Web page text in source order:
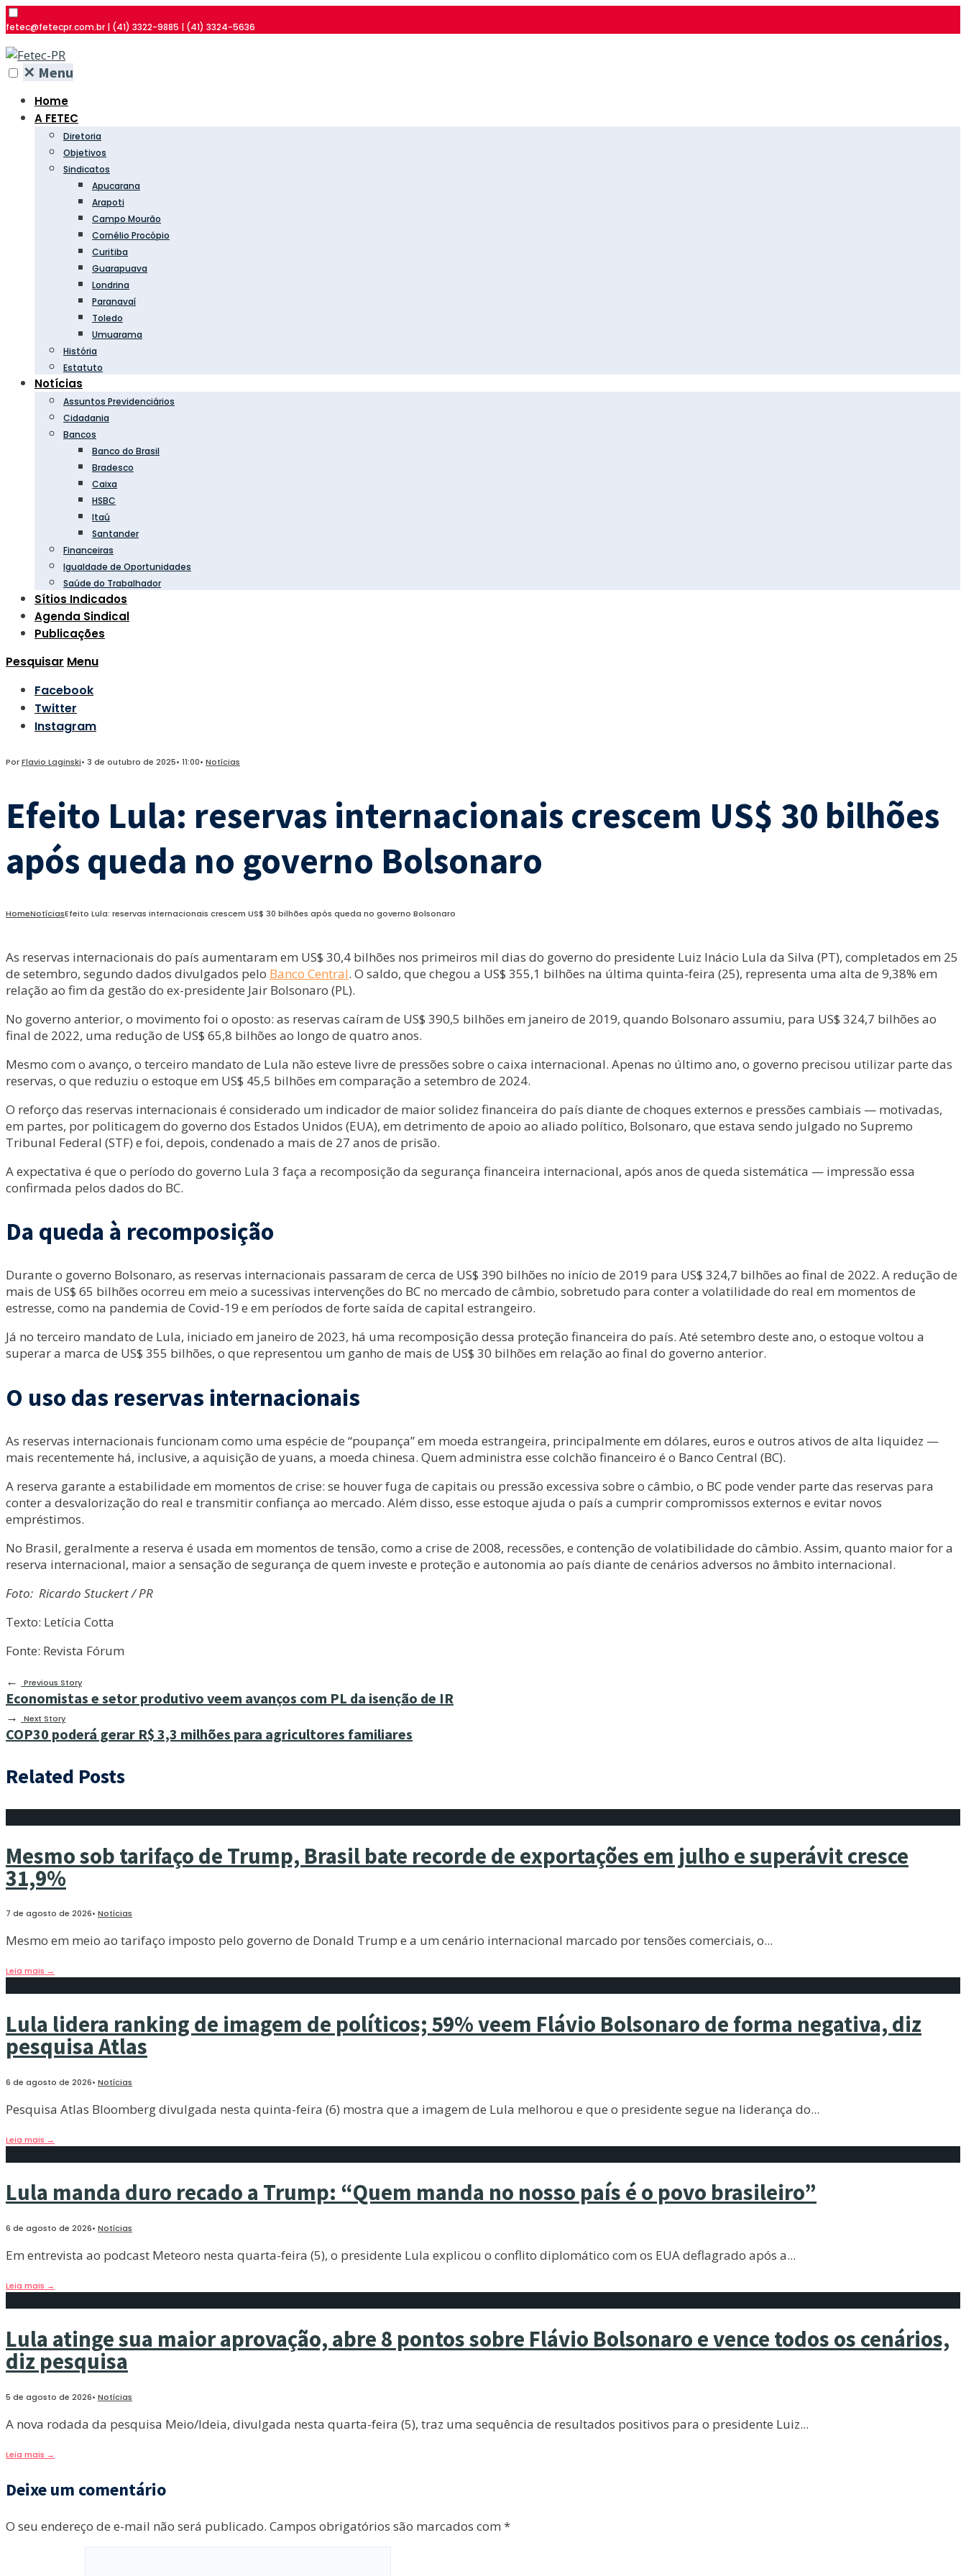
fetec@fetecpr.com.br | (41) 3322-9885 | (41) 3324-5636
✕ Menu
Home
A FETEC
Diretoria
Objetivos
Sindicatos
Apucarana
Arapoti
Campo Mourão
Cornélio Procópio
Curitiba
Guarapuava
Londrina
Paranavaí
Toledo
Umuarama
História
Estatuto
Notícias
Assuntos Previdenciários
Cidadania
Bancos
Banco do Brasil
Bradesco
Caixa
HSBC
Itaú
Santander
Financeiras
Igualdade de Oportunidades
Saúde do Trabalhador
Sítios Indicados
Agenda Sindical
Publicações
Pesquisar Menu
Facebook
Twitter
Instagram
PorFlavio Laginski• 3 de outubro de 2025• 11:00• Notícias
Efeito Lula: reservas internacionais crescem US$ 30 bilhões
após queda no governo Bolsonaro
HomeNotíciasEfeito Lula: reservas internacionais crescem US$ 30 bilhões após queda no governo Bolsonaro
As reservas internacionais do país aumentaram em US$ 30,4 bilhões nos primeiros mil dias do governo do presidente Luiz Inácio Lula da Silva (PT), completados em 25
de setembro, segundo dados divulgados pelo Banco Central. O saldo, que chegou a US$ 355,1 bilhões na última quinta-feira (25), representa uma alta de 9,38% em
relação ao fim da gestão do ex-presidente Jair Bolsonaro (PL).
No governo anterior, o movimento foi o oposto: as reservas caíram de US$ 390,5 bilhões em janeiro de 2019, quando Bolsonaro assumiu, para US$ 324,7 bilhões ao
final de 2022, uma redução de US$ 65,8 bilhões ao longo de quatro anos.
Mesmo com o avanço, o terceiro mandato de Lula não esteve livre de pressões sobre o caixa internacional. Apenas no último ano, o governo precisou utilizar parte das
reservas, o que reduziu o estoque em US$ 45,5 bilhões em comparação a setembro de 2024.
O reforço das reservas internacionais é considerado um indicador de maior solidez financeira do país diante de choques externos e pressões cambiais — motivadas,
em partes, por politicagem do governo dos Estados Unidos (EUA), em detrimento de apoio ao aliado político, Bolsonaro, que estava sendo julgado no Supremo
Tribunal Federal (STF) e foi, depois, condenado a mais de 27 anos de prisão.
A expectativa é que o período do governo Lula 3 faça a recomposição da segurança financeira internacional, após anos de queda sistemática — impressão essa
confirmada pelos dados do BC.
Da queda à recomposição
Durante o governo Bolsonaro, as reservas internacionais passaram de cerca de US$ 390 bilhões no início de 2019 para US$ 324,7 bilhões ao final de 2022. A redução de
mais de US$ 65 bilhões ocorreu em meio a sucessivas intervenções do BC no mercado de câmbio, sobretudo para conter a volatilidade do real em momentos de
estresse, como na pandemia de Covid-19 e em períodos de forte saída de capital estrangeiro.
Já no terceiro mandato de Lula, iniciado em janeiro de 2023, há uma recomposição dessa proteção financeira do país. Até setembro deste ano, o estoque voltou a
superar a marca de US$ 355 bilhões, o que representou um ganho de mais de US$ 30 bilhões em relação ao final do governo anterior.
O uso das reservas internacionais
As reservas internacionais funcionam como uma espécie de “poupança” em moeda estrangeira, principalmente em dólares, euros e outros ativos de alta liquidez —
mais recentemente há, inclusive, a aquisição de yuans, a moeda chinesa. Quem administra esse colchão financeiro é o Banco Central (BC).
A reserva garante a estabilidade em momentos de crise: se houver fuga de capitais ou pressão excessiva sobre o câmbio, o BC pode vender parte das reservas para
conter a desvalorização do real e transmitir confiança ao mercado. Além disso, esse estoque ajuda o país a cumprir compromissos externos e evitar novos
empréstimos.
No Brasil, geralmente a reserva é usada em momentos de tensão, como a crise de 2008, recessões, e contenção de volatibilidade do câmbio. Assim, quanto maior for a
reserva internacional, maior a sensação de segurança de quem investe e proteção e autonomia ao país diante de cenários adversos no âmbito internacional.
Foto: Ricardo Stuckert / PR
Texto: Letícia Cotta
Fonte: Revista Fórum
←
Previous Story
Economistas e setor produtivo veem avanços com PL da isenção de IR
→ Next Story
COP30 poderá gerar R$ 3,3 milhões para agricultores familiares
Related Posts
Mesmo sob tarifaço de Trump, Brasil bate recorde de exportações em julho e superávit cresce
31,9%
7 de agosto de 2026• Notícias
Mesmo em meio ao tarifaço imposto pelo governo de Donald Trump e a um cenário internacional marcado por tensões comerciais, o...
Leia mais →
Lula lidera ranking de imagem de políticos; 59% veem Flávio Bolsonaro de forma negativa, diz
pesquisa Atlas
6 de agosto de 2026• Notícias
Pesquisa Atlas Bloomberg divulgada nesta quinta-feira (6) mostra que a imagem de Lula melhorou e que o presidente segue na liderança do...
Leia mais →
Lula manda duro recado a Trump: “Quem manda no nosso país é o povo brasileiro”
6 de agosto de 2026• Notícias
Em entrevista ao podcast Meteoro nesta quarta-feira (5), o presidente Lula explicou o conflito diplomático com os EUA deflagrado após a...
Leia mais →
Lula atinge sua maior aprovação, abre 8 pontos sobre Flávio Bolsonaro e vence todos os cenários,
diz pesquisa
5 de agosto de 2026• Notícias
A nova rodada da pesquisa Meio/Ideia, divulgada nesta quarta-feira (5), traz uma sequência de resultados positivos para o presidente Luiz...
Leia mais →
Deixe um comentário
O seu endereço de e-mail não será publicado. Campos obrigatórios são marcados com *